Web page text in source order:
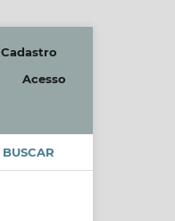
BUSCAR
Cadastro
Acesso